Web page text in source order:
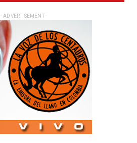
- ADVERTISEMENT -